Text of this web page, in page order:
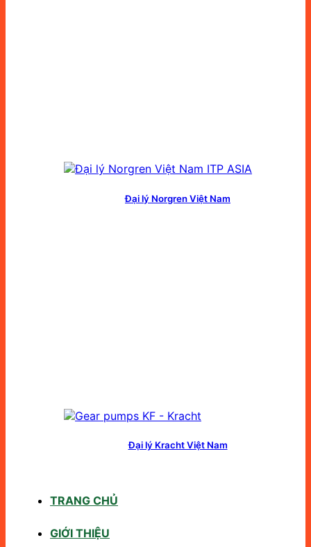
Đại lý Norgren Việt Nam
Đại lý Kracht Việt Nam
TRANG CHỦ
GIỚI THIỆU